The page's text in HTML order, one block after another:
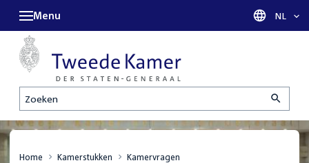
Zoeken
Menu Taal
NL
Home Kamerstukken Kamervragen